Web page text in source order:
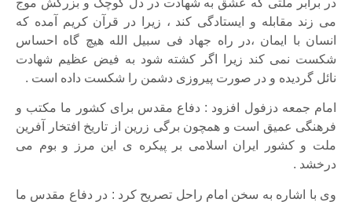
می زند مقابله و ایستادگی کند ، زیرا در قرآن کریم آمده که
انسان با ایمان ،در راه جهاد فی سبیل الله هیچ گاه احساس
شکست نمی کند زیرا اگر کشته شود به فیض عظیم شهادت
نائل گردیده و در صورت پیروزی دشمن را شکست داده است .
امام جمعه دزفول افزود : دفاع مقدس برای کشور ما مکتب و
فرهنگی عمیق است و همچون برگی زرین از تاریخ افتخار آفرین
ملت و کشور ایران اسلامی بر پیکره ی این مرز و بوم می
درخشد .
وی با اشاره به سخن امام راحل تصریح کرد : در دفاع مقدس ما